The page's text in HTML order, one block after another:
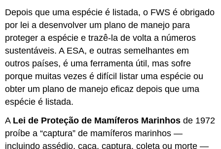
Depois que uma espécie é listada, o FWS é obrigado
por lei a desenvolver um plano de manejo para
proteger a espécie e trazê-la de volta a números
sustentáveis. A ESA, e outras semelhantes em
outros países, é uma ferramenta útil, mas sofre
porque muitas vezes é difícil listar uma espécie ou
obter um plano de manejo eficaz depois que uma
espécie é listada.
A Lei de Proteção de Mamíferos Marinhos de 1972
proíbe a “captura” de mamíferos marinhos —
incluindo assédio, caça, captura, coleta ou morte —